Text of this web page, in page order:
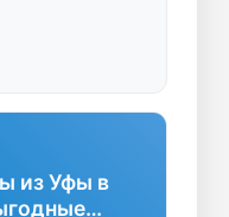
и
переплат —
из Уфы в